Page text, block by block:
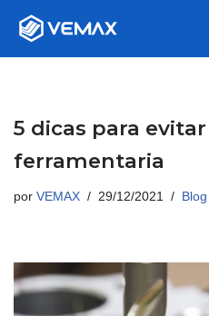
5 dicas para
ferramentaria
por VEMAX 29/12/2021 Blog